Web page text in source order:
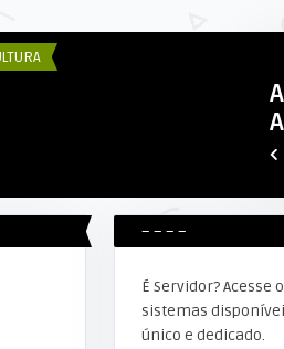
– – – –
É Servidor? Acesse
sistemas
único e dedicado.